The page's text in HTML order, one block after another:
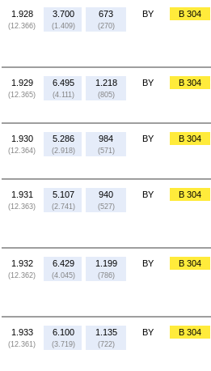
1.928
(12.366)
3.700
(1.409)
673
(270)
BY B 304
1.929
(12.365)
6.495
(4.111)
1.218
(805)
BY B 304
1.930
(12.364)
5.286
(2.918)
984
(571)
BY B 304
1.931
(12.363)
5.107
(2.741)
940
(527)
BY B 304
1.932
(12.362)
6.429
(4.045)
1.199
(786)
BY B 304
1.933
(12.361)
6.100
(3.719)
1.135
(722)
BY B 304